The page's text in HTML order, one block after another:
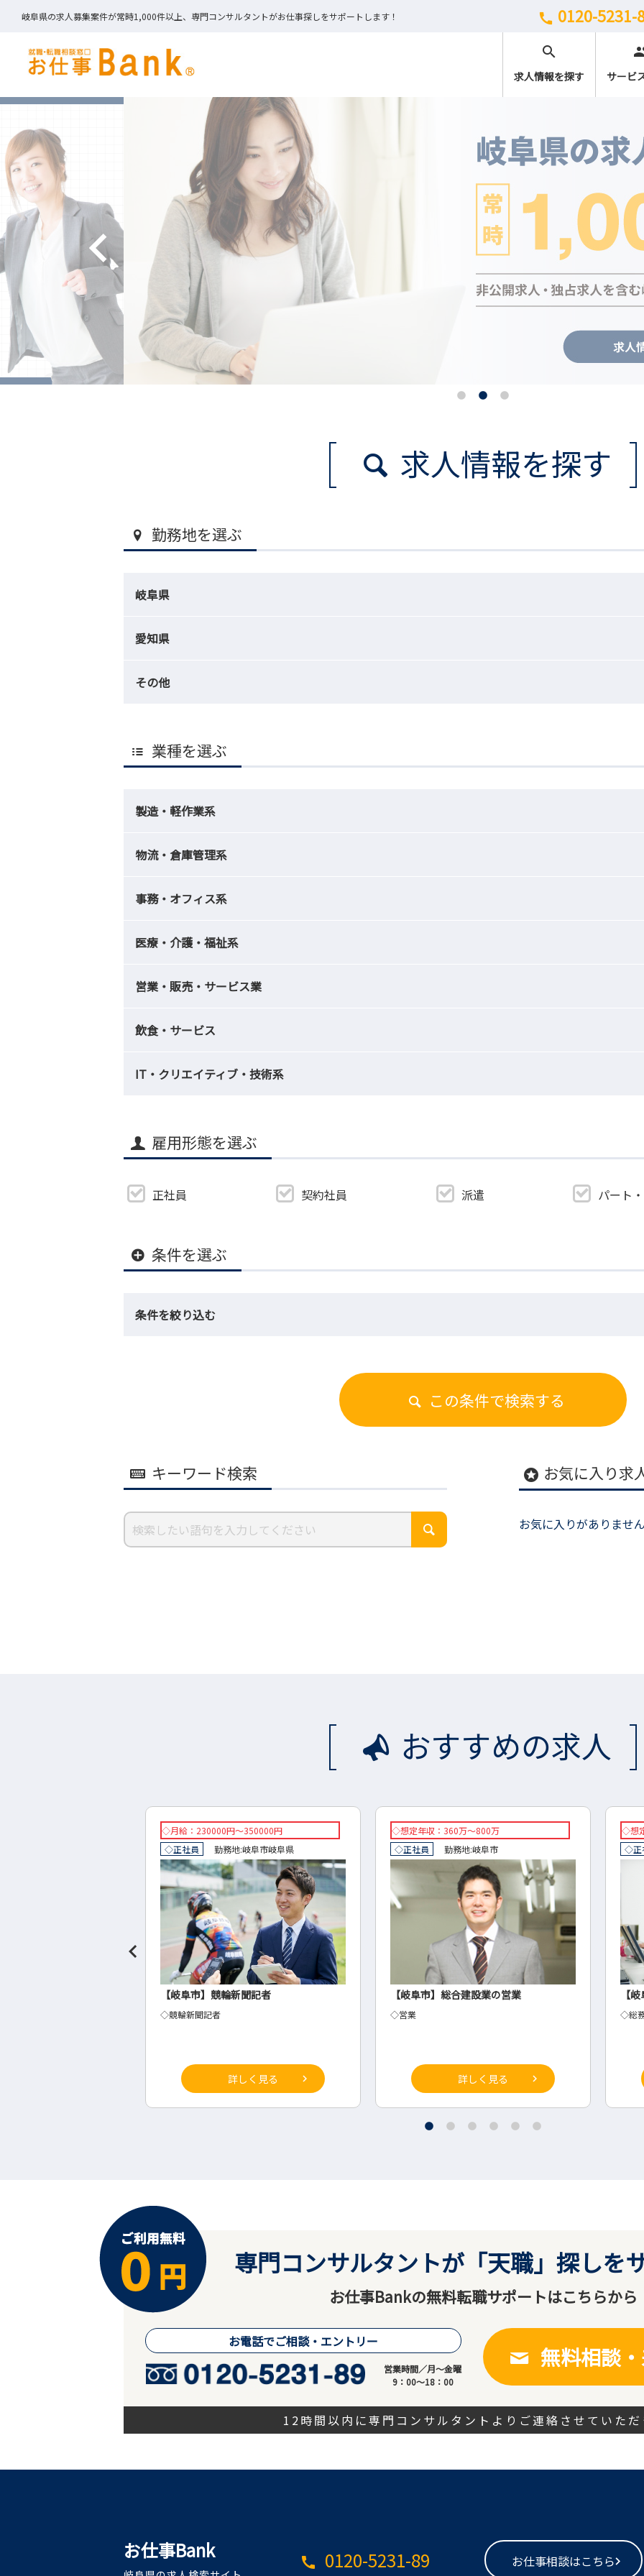
岐阜県の求人募集案件が常時1,000件以上、専門コンサルタントがお仕事探しをサポートします！ call 0120-5231-
search
求人情報を探す サービ
求人情報を探す
勤務地を選ぶ
岐阜県
愛知県
その他
業種を選ぶ
製造・軽作業系
物流・倉庫管理系
事務・オフィス系
医療・介護・福祉系
営業・販売・サービス業
飲食・サービス
IT・クリエイティブ・技術系
雇用形態を選ぶ
正社員 契約社員 派遣 パート
条件を選ぶ
条件を絞り込む
この条件で検索する
キーワード検索 stars お気に入り求
お気に入りがありませ
おすすめの求人
◇月給：230000円～350000円
◇正社員
勤務地:岐阜市岐阜県
【岐阜市】競輪新聞記者
◇競輪新聞記者
詳しく見る
◇想定年収：360万～800万
◇正社員
勤務地:岐阜市
【岐阜市】総合建設業の営業
◇営業
詳しく見る
◇想
◇正
【
◇総
専門コンサルタントが「天職」探しを
お仕事Bankの無料転職サポートはこちらから
お電話でご相談・エントリー
営業時間／月～金曜
9：00～18：00
無料相談
12時間以内に専門コンサルタントよりご連絡させていた
お仕事Bank
call 0120-5231-89 お仕事相談はこちら